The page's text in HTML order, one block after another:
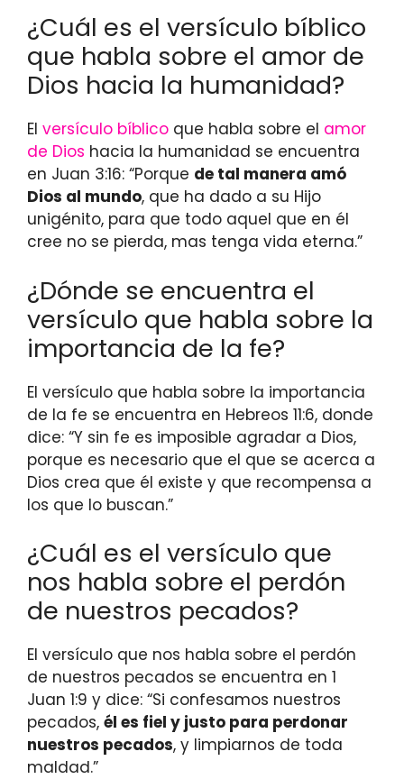
¿Cuál es el versículo bíblico
que habla sobre el amor de
Dios hacia la humanidad?
El versículo bíblico que habla sobre el amor
de Dios hacia la humanidad se encuentra
en Juan 3:16: “Porque de tal manera amó
Dios al mundo, que ha dado a su Hijo
unigénito, para que todo aquel que en él
cree no se pierda, mas tenga vida eterna.”
¿Dónde se encuentra el
versículo que habla sobre la
importancia de la fe?
El versículo que habla sobre la importancia
de la fe se encuentra en Hebreos 11:6, donde
dice: “Y sin fe es imposible agradar a Dios,
porque es necesario que el que se acerca a
Dios crea que él existe y que recompensa a
los que lo buscan.”
¿Cuál es el versículo que
nos habla sobre el perdón
de nuestros pecados?
El versículo que nos habla sobre el perdón
de nuestros pecados se encuentra en 1
Juan 1:9 y dice: “Si confesamos nuestros
pecados, él es fiel y justo para perdonar
nuestros pecados, y limpiarnos de toda
maldad.”